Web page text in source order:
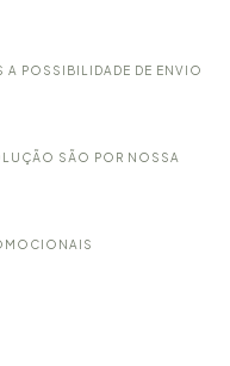
A POSSIBILIDADE DE ENVIO
SÃO POR NOSSA